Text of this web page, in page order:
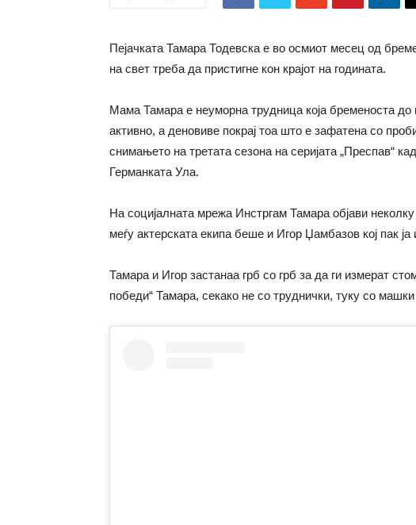
Пејачката Тамара Тодевска е во осмиот месец од
на свет треба да пристигне кон крајот на годината.
Мама Тамара е неуморна трудница која бременоста до
активно, а деновиве покрај тоа што е зафатена со
снимањето на третата сезона на серијата „Преспав“
Германката Ула.
На социјалната мрежа Инстргам Тамара објави
меѓу актерската екипа беше и Игор Џамбазов кој пак
Тамара и Игор застанаа грб со грб за да ги измерат
победи“ Тамара, секако не со труднички, туку со